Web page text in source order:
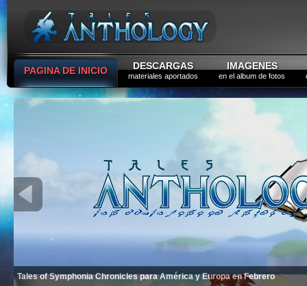
PAGINA DE INICIO DESCARGAS
materiales aportados
IMAGENES
en el album de fotos
Tales of Symphonia Chronicles para América y Europa en Febrero